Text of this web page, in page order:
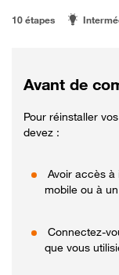
10 étapes
Avant de
Pour réinstaller
devez :
Avoir accès
mobile ou à
Connectez-
que vous